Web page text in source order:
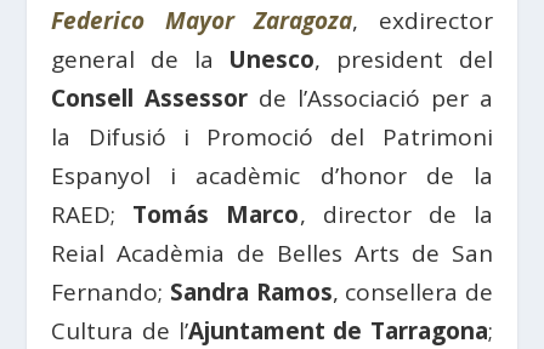
Federico Mayor Zaragoza, exdirector
general de la Unesco, president del
Consell Assessor de l’Associació per a
la Difusió i Promoció del Patrimoni
Espanyol i acadèmic d’honor de la
RAED; Tomás Marco, director de la
Reial Acadèmia de Belles Arts de San
Fernando; Sandra Ramos, consellera de
Cultura de l’Ajuntament de Tarragona;